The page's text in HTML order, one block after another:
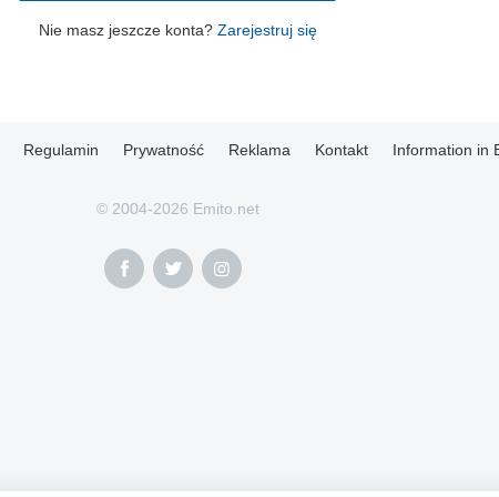
Nie masz jeszcze konta? Zarejestruj się
Regulamin Prywatność Reklama Kontakt Information in
© 2004-2026 Emito.net